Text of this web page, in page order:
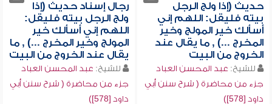
حديث (إذا ولج الرجل
بيته فليقل: اللهم إني
أسألك خير المولج وخير
المخرج ...) , ما يقال عند
الخروج من البيت
للشيخ: عبد المحسن العباد
جزء من محاضرة ( شرح سنن أبي
داود [578])
رجال إسناد حديث (إذا
ولج الرجل بيته فليقل:
اللهم إني أسألك خير
المولج وخير المخرج ...) , ما
يقال عند الخروج من البيت
للشيخ: عبد المحسن العباد
جزء من محاضرة ( شرح سنن أبي
داود [578])